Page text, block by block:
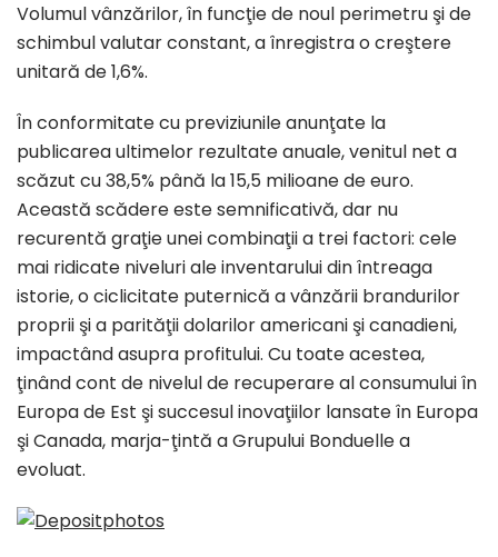
Volumul vânzărilor, în funcţie de noul perimetru şi de
schimbul valutar constant, a înregistra o creştere
unitară de 1,6%.
În conformitate cu previziunile anunţate la
publicarea ultimelor rezultate anuale, venitul net a
scăzut cu 38,5% până la 15,5 milioane de euro.
Această scădere este semnificativă, dar nu
recurentă graţie unei combinaţii a trei factori: cele
mai ridicate niveluri ale inventarului din întreaga
istorie, o ciclicitate puternică a vânzării brandurilor
proprii şi a parităţii dolarilor americani şi canadieni,
impactând asupra profitului. Cu toate acestea,
ţinând cont de nivelul de recuperare al consumului în
Europa de Est şi succesul inovaţiilor lansate în Europa
şi Canada, marja-ţintă a Grupului Bonduelle a
evoluat.